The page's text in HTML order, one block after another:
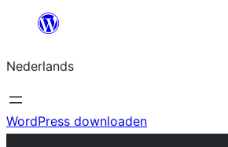
de
inhoud
Nederlands
WordPress downloaden